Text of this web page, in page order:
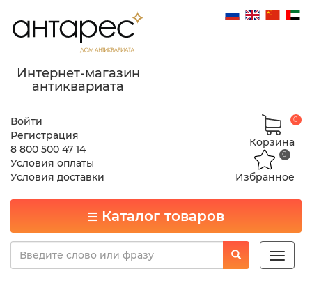
Интернет-магазин
антиквариата
Войти
Регистрация
8 800 500 47 14
Условия оплаты
Условия доставки
Корзина
0
Избранное
0
Каталог товаров
Toggle